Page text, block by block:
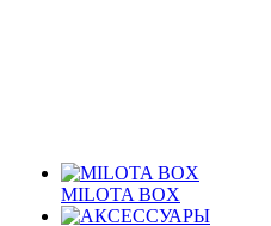
MILOTA BOX